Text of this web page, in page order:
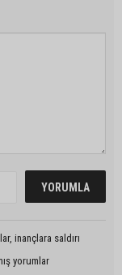
inançlara saldırı
yorumlar